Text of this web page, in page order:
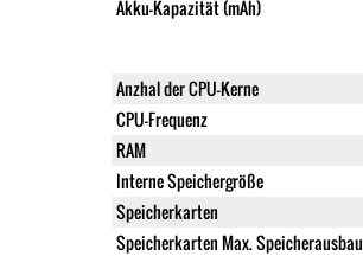
Akku-Kapazität (mAh)
Anzhal der CPU-Kerne
CPU-Frequenz
RAM
Interne Speichergröße
Speicherkarten
Speicherkarten Max. Speicherausbau